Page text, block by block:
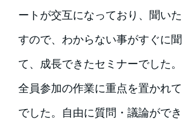
ートが交互になっており、聞い
すので、わからない事がすぐに
て、成長できたセミナーでした。
全員参加の作業に重点を置かれ
でした。自由に質問・議論がで